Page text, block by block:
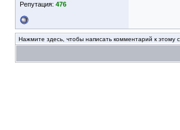
Репутация: 476
Нажмите здесь, чтобы написать комментарий к этому